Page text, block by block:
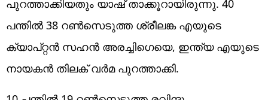
പുറത്താക്കിയതും യാഷ് താക്കൂറായിരുന്നു. 40
പന്തില്‍ 38 റണ്‍സെടുത്ത ശ്രീലങ്ക എയുടെ
ക്യാപ്റ്റന്‍ സഹന്‍ അരച്ചിഗെയെ, ഇന്ത്യ എയുടെ
നായകന്‍ തിലക് വര്‍മ പുറത്താക്കി.